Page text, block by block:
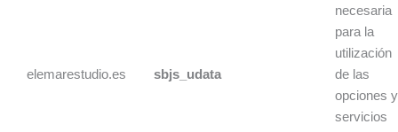
elemarestudio.es sbjs_udata
necesaria
para la
utilización
de las
opciones y
servicios